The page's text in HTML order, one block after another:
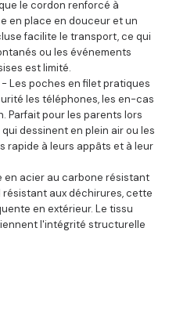
le cordon renforcé à
en place en douceur et un
facilite le transport, ce qui
ou les événements
est limité.
- Les poches en filet pratiques
les téléphones, les en-cas
Parfait pour les parents lors
dessinent en plein air ou les
rapide à leurs appâts et à leur
en acier au carbone résistant
aux déchirures, cette
en extérieur. Le tissu
l'intégrité structurelle